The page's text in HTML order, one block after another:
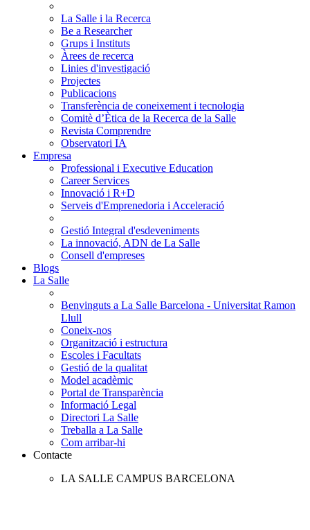
La Salle i la Recerca
Be a Researcher
Grups i Instituts
Àrees de recerca
Linies d'investigació
Projectes
Publicacions
Transferència de coneixement i tecnologia
Comitè d’Ètica de la Recerca de la Salle
Revista Comprendre
Observatori IA
Empresa
Professional i Executive Education
Career Services
Innovació i R+D
Serveis d'Emprenedoria i Acceleració
Gestió Integral d'esdeveniments
La innovació, ADN de La Salle
Consell d'empreses
Blogs
La Salle
Benvinguts a La Salle Barcelona - Universitat Ramon
Llull
Coneix-nos
Organització i estructura
Escoles i Facultats
Gestió de la qualitat
Model acadèmic
Portal de Transparència
Informació Legal
Directori La Salle
Treballa a La Salle
Com arribar-hi
Contacte
LA SALLE CAMPUS BARCELONA